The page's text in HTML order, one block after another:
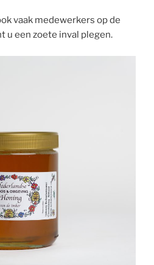
vaak medewerkers op de
u een zoete inval plegen.